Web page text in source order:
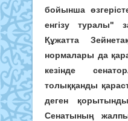
бойынша
енгізу туралы"
Құжатта
нормалары да
кезінде
толыққанды
деген
Сенатының